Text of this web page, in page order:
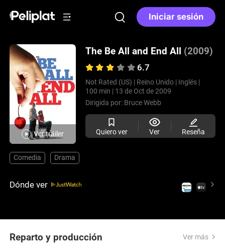
Iniciar sesión
Ver tráiler
The Be All and End All (2009)
6.7
Not Rated (US) | Reino Unido | Inglés |
100 min | 13 de Oct de 2009
Dirigida por: Bruce Webb
Quiero ver Ver Reseña
Comedia Drama
Dónde ver
Reparto y producción Ver más